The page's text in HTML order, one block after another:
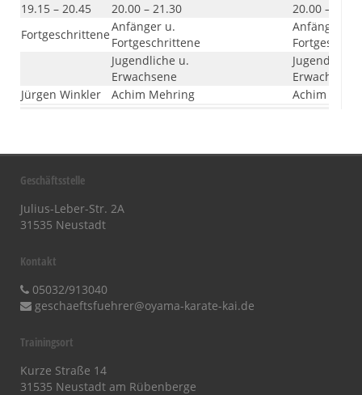
19.15 – 20.45
20.00 – 21.30
20.00 – 21.30
Fortgeschrittene
Anfänger u.
Fortgeschrittene
Anfänger u.
Jugendliche u.
Erwachsene
Jugendliche
Erwachsene
Jürgen Winkler
Achim Mehring Achim
Geschäftsstelle
Julius-Leber-Str. 2A
31535 Neustadt
Kontakt
05032/913040
geschaeftsfuehrer@oyama-karate-kai.de
Trainingsort
Kurze Straße 14
31535 Neustadt am Rübenberge